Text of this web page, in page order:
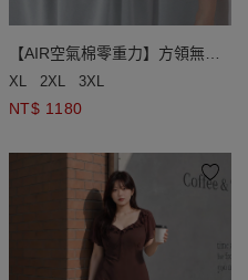
【AIR空氣棉零重力】方領無袖
修身長洋裝(附胸墊)
XL 2XL 3XL
NT$ 1180